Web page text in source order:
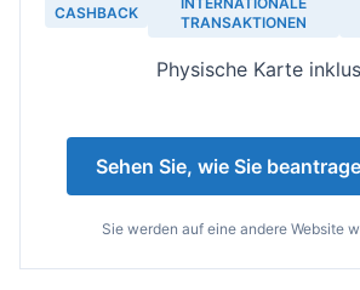
CASHBACK
TRANSAKTIONEN
Physische Karte
Sehen Sie, wie Sie
Sie werden auf eine andere Website